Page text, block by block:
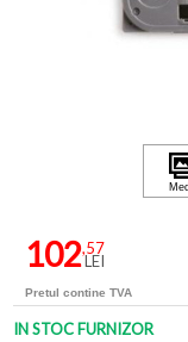
102,57
LEI
Pretul contine TVA
IN STOC FURNIZOR